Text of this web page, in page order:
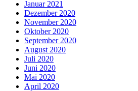
Januar 2021
Dezember 2020
November 2020
Oktober 2020
September 2020
August 2020
Juli 2020
Juni 2020
Mai 2020
April 2020